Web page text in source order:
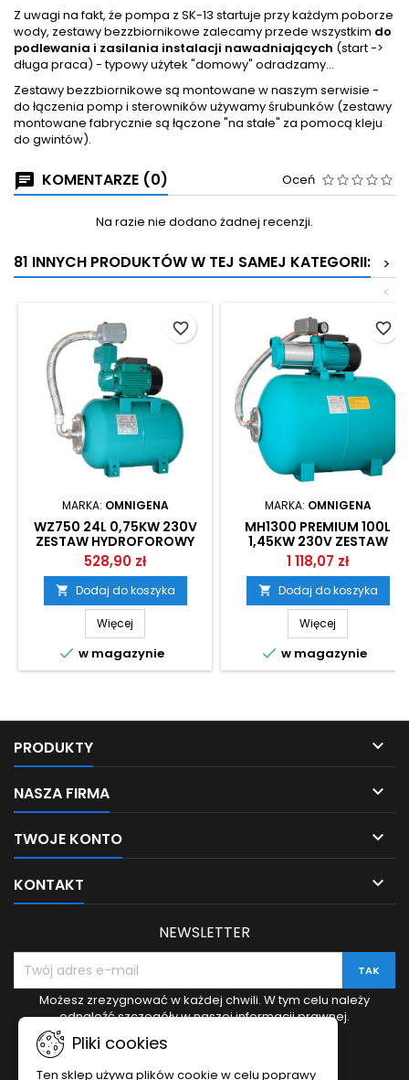
Z uwagi na fakt, że pompa z SK-13 startuje przy każdym poborze
wody, zestawy bezzbiornikowe zalecamy przede wszystkim do
podlewania i zasilania instalacji nawadniających (start ->
długa praca) - typowy użytek "domowy" odradzamy...
Zestawy bezzbiornikowe są montowane w naszym serwisie -
do łączenia pomp i sterowników używamy śrubunków (zestawy
montowane fabrycznie są łączone "na stałe" za pomocą kleju
do gwintów).
KOMENTARZE (0) Oceń
Na razie nie dodano żadnej recenzji.
81 INNYCH PRODUKTÓW W TEJ SAMEJ KATEGORII:
>
<
MARKA: OMNIGENA
WZ750 24L 0,75KW 230V
ZESTAW HYDROFOROWY
OMNIGENA
528,90 zł
 Dodaj do koszyka
Więcej
 w magazynie
favorite_border
MARKA: OMNIGENA
MH1300 PREMIUM 100L
1,45KW 230V ZESTAW
HYDROFOROWY OMNIGENA
1 118,07 zł
 Dodaj do koszyka
Więcej
 w magazynie
favorite_border
PRODUKTY 
NASZA FIRMA 
TWOJE KONTO 
KONTAKT 
Pliki cookies
Ten sklep używa plików cookie w celu poprawy
NEWSLETTER
Możesz zrezygnować w każdej chwili. W tym celu należy
odnaleźć szczegóły w naszej informacji prawnej.